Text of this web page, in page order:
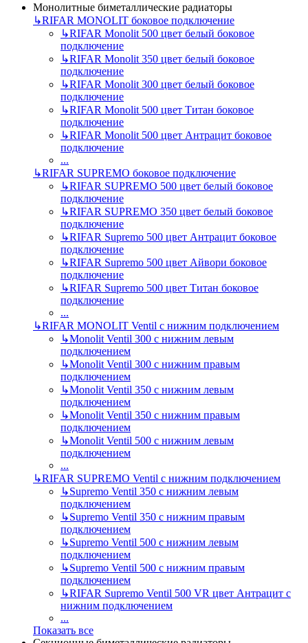
Монолитные биметаллические радиаторы
↳RIFAR MONOLIT боковое подключение
↳RIFAR Monolit 500 цвет белый боковое
подключение
↳RIFAR Monolit 350 цвет белый боковое
подключение
↳RIFAR Monolit 300 цвет белый боковое
подключение
↳RIFAR Monolit 500 цвет Титан боковое
подключение
↳RIFAR Monolit 500 цвет Антрацит боковое
подключение
...
↳RIFAR SUPREMO боковое подключение
↳RIFAR SUPREMO 500 цвет белый боковое
подключение
↳RIFAR SUPREMO 350 цвет белый боковое
подключение
↳RIFAR Supremo 500 цвет Антрацит боковое
подключение
↳RIFAR Supremo 500 цвет Айвори боковое
подключение
↳RIFAR Supremo 500 цвет Титан боковое
подключение
...
↳RIFAR MONOLIT Ventil с нижним подключением
↳Monolit Ventil 300 с нижним левым
подключением
↳Monolit Ventil 300 с нижним правым
подключением
↳Monolit Ventil 350 с нижним левым
подключением
↳Monolit Ventil 350 с нижним правым
подключением
↳Monolit Ventil 500 с нижним левым
подключением
...
↳RIFAR SUPREMO Ventil с нижним подключением
↳Supremo Ventil 350 с нижним левым
подключением
↳Supremo Ventil 350 с нижним правым
подключением
↳Supremo Ventil 500 с нижним левым
подключением
↳Supremo Ventil 500 с нижним правым
подключением
↳RIFAR Supremo Ventil 500 VR цвет Антрацит с
нижним подключением
...
Показать все